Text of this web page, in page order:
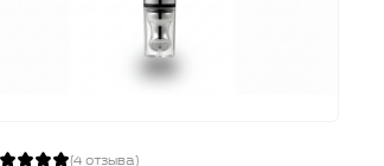
(4 отзыва)